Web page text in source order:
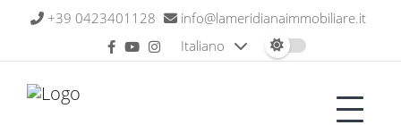
+39 0423401128
info@lameridianaimmobiliare.it
Italiano